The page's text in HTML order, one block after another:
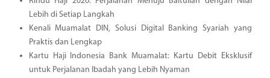
Lebih di Setiap Langkah
Kenali Muamalat DIN, Solusi Digital Banking Syariah yang
Praktis dan Lengkap
Kartu Haji Indonesia Bank Muamalat: Kartu Debit Eksklusif
untuk Perjalanan Ibadah yang Lebih Nyaman